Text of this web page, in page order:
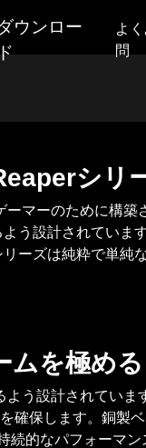
Reaper
Fighter
ウンロー
よ
問
シリ
マーのために構
う設計されていま
ーズは純粋で単純
ムを極める
う設計されてい
確保します。銅製
的なパフォーマン